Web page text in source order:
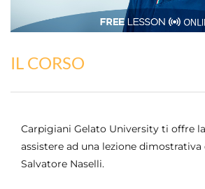
IL CORSO
Carpigiani Gelato University ti offre
assistere ad una lezione
Salvatore Naselli.